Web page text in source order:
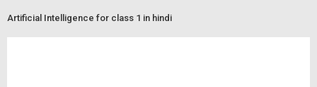
Artificial Intelligence for class 1 in hindi